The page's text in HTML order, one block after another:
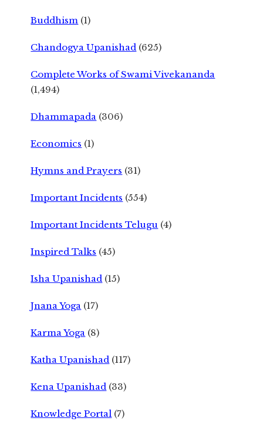
Buddhism (1)
Chandogya Upanishad (625)
Complete Works of Swami Vivekananda
(1,494)
Dhammapada (306)
Economics (1)
Hymns and Prayers (31)
Important Incidents (554)
Important Incidents Telugu (4)
Inspired Talks (45)
Isha Upanishad (15)
Jnana Yoga (17)
Karma Yoga (8)
Katha Upanishad (117)
Kena Upanishad (33)
Knowledge Portal (7)